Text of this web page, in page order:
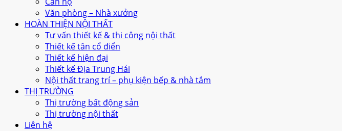
Văn phòng – Nhà xưởng
HOÀN THIỆN NỘI THẤT
Tư vấn thiết kế & thi công nội thất
Thiết kế tân cổ điển
Thiết kế hiện đại
Thiết kế Địa Trung Hải
Nội thất trang trí – phụ kiện bếp & nhà tắm
THỊ TRƯỜNG
Thị trường bất động sản
Thị trường nội thất
Liên hệ